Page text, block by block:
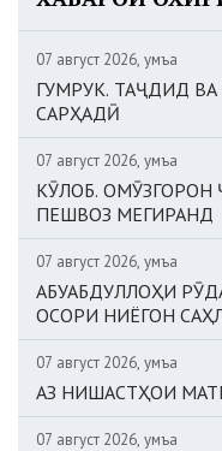
07 август 2026, Ҷумъа
ГУМРУК. ТАҶДИД
САРҲАДӢ
07 август 2026, Ҷумъа
КӮЛОБ.
ПЕШВОЗ МЕГИРАНД
07 август 2026, Ҷумъа
АБУАБДУЛЛОҲИ
ОСОРИ НИЁГОН
07 август 2026, Ҷумъа
АЗ НИШАСТҲОИ
07 август 2026, Ҷумъа